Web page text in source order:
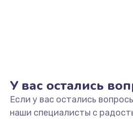
У вас остались
Если у вас остались
наши специалисты с